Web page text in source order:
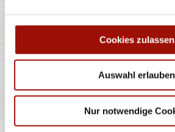
Cookies zulassen
Auswahl erlauben
Nur notwendige
Pizzateig, Tomatensauce, Gouda,
Standard(26cm) Maxi(32cm)